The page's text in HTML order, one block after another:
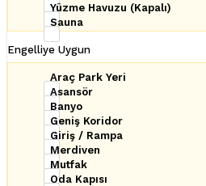
Yüzme Havuzu (Kapalı)
Sauna
Engelliye Uygun
Araç Park Yeri
Asansör
Banyo
Geniş Koridor
Giriş / Rampa
Merdiven
Mutfak
Oda Kapısı